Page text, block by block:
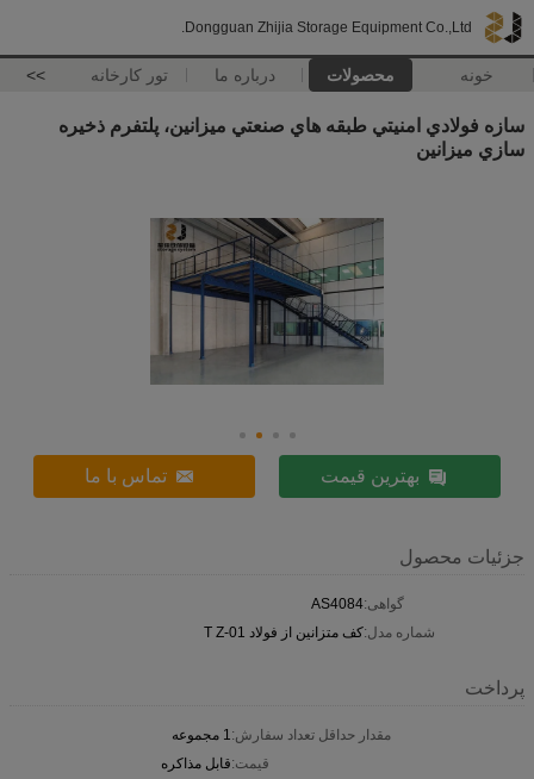
Dongguan Zhijia Storage Equipment Co.,Ltd.
خونه محصولات درباره ما تور کارخانه >>
سازه فولادي امنيتي طبقه هاي صنعتي ميزانين، پلتفرم ذخيره
سازي ميزانين
بهترین قیمت تماس با ما
جزئیات محصول
گواهی:AS4084
شماره مدل:کف متزانین از فولاد T Z-01
پرداخت
مقدار حداقل تعداد سفارش:1 مجموعه
قیمت:قابل مذاکره